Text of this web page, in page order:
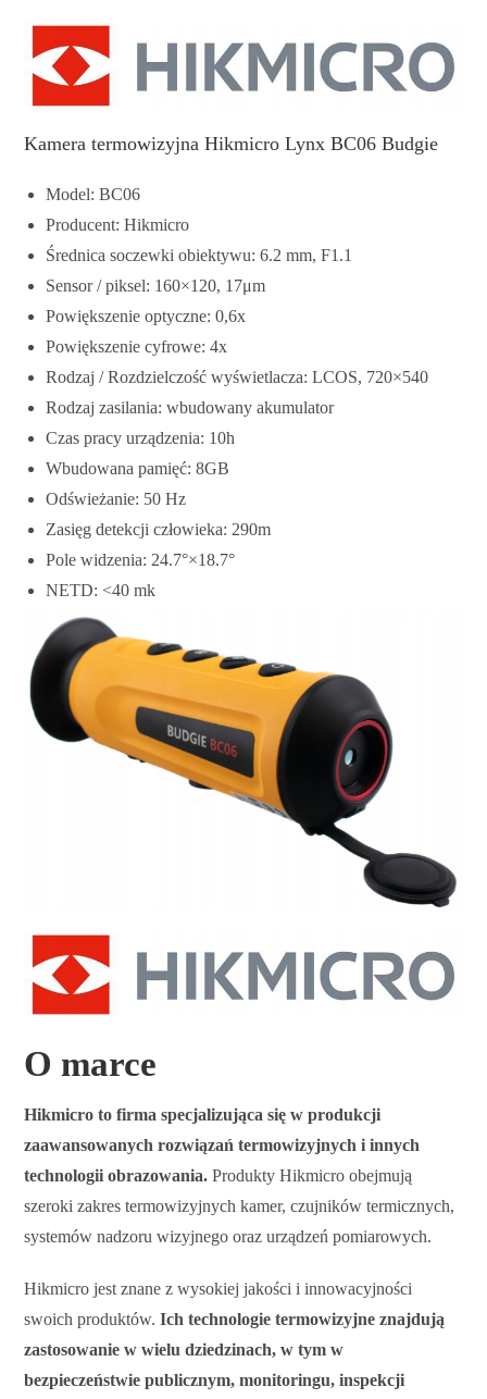
Kamera termowizyjna Hikmicro Lynx BC06 Budgie
Model: BC06
Producent: Hikmicro
Średnica soczewki obiektywu: 6.2 mm, F1.1
Sensor / piksel: 160×120, 17μm
Powiększenie optyczne: 0,6x
Powiększenie cyfrowe: 4x
Rodzaj / Rozdzielczość wyświetlacza: LCOS, 720×540
Rodzaj zasilania: wbudowany akumulator
Czas pracy urządzenia: 10h
Wbudowana pamięć: 8GB
Odświeżanie: 50 Hz
Zasięg detekcji człowieka: 290m
Pole widzenia: 24.7°×18.7°
NETD: <40 mk
O marce
Hikmicro to firma specjalizująca się w produkcji
zaawansowanych rozwiązań termowizyjnych i innych
technologii obrazowania. Produkty Hikmicro obejmują
szeroki zakres termowizyjnych kamer, czujników termicznych,
systemów nadzoru wizyjnego oraz urządzeń pomiarowych.
Hikmicro jest znane z wysokiej jakości i innowacyjności
swoich produktów.Ich technologie termowizyjne znajdują
zastosowanie w wielu dziedzinach, w tym w
bezpieczeństwie publicznym, monitoringu, inspekcji